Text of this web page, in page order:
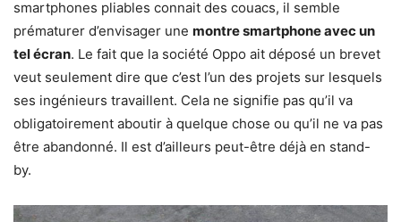
smartphones pliables connait des couacs, il semble
prématurer d’envisager une montre smartphone avec un
tel écran. Le fait que la société Oppo ait déposé un brevet
veut seulement dire que c’est l’un des projets sur lesquels
ses ingénieurs travaillent. Cela ne signifie pas qu’il va
obligatoirement aboutir à quelque chose ou qu’il ne va pas
être abandonné. Il est d’ailleurs peut-être déjà en stand-
by.